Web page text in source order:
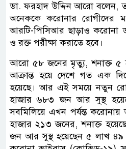
ডা. ফরহাদ উদ্দিন আরো বলেন,
অনেককে করোনার রোগীদের
আরটি-পিসিআর ছাড়াও করোনা
ও রক্ত পরীক্ষা করাতে হবে।
আরো ৫৮ জনের মৃত্যু, শনাক্ত ৫
আক্রান্ত হয়ে দেশে গত এক
হয়েছে। আর এই সময়ে নতুন
হাজার ৬৮৩ জন আর সুস্থ
সবমিলিয়ে এখন পর্যন্ত করোনায়
হাজার ২১৩ জনের, শনাক্ত
জন আর সুস্থ হয়েছেন ৫ লাখ